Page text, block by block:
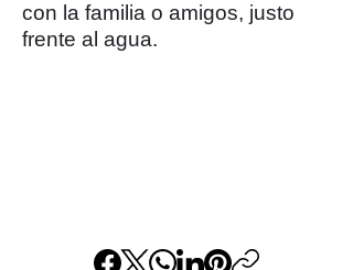
con la familia o amigos, justo
frente al agua.